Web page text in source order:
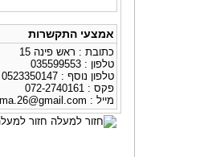
אמצעי התקשרות
כתובת : ראש פינה 15
טלפון : 035599553
טלפון נוסף : 0523350147
פקס : 072-2740161
מייל :
חזור